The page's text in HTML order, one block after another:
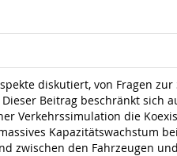
diskutiert, von Fragen
Beitrag beschränkt
Verkehrssimulation die
Kapazitätswachstum
zwischen den Fahrzeugen